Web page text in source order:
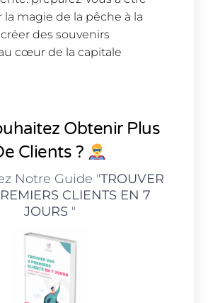
la magie de la pêche à la
des souvenirs
cœur de la capitale
Obtenir Plus
Clients ?
Notre Guide "TROUVER
CLIENTS EN 7
JOURS"